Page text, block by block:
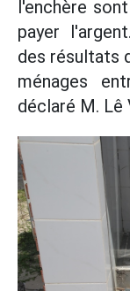
l'enchère
payer
des résultats
ménages
déclaré M. Lê